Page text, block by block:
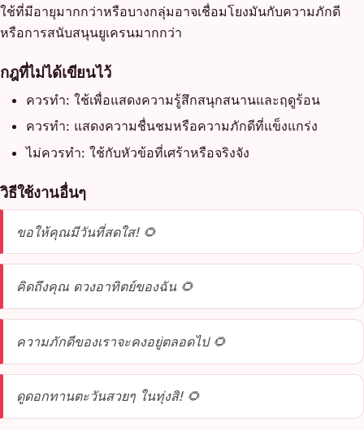
ใช้ที่มีอายุมากกว่าหรือบางกลุ่มอาจเชื่อมโยงมันกับความภักดี
หรือการสนับสนุนยูเครนมากกว่า
กฎที่ไม่ได้เขียนไว้
ควรทำ: ใช้เพื่อแสดงความรู้สึกสนุกสนานและฤดูร้อน
ควรทำ: แสดงความชื่นชมหรือความภักดีที่แข็งแกร่ง
ไม่ควรทำ: ใช้กับหัวข้อที่เศร้าหรือจริงจัง
วิธีใช้งานอื่นๆ
ขอให้คุณมีวันที่สดใส! 🌻
คิดถึงคุณ ดวงอาทิตย์ของฉัน 🌻
ความภักดีของเราจะคงอยู่ตลอดไป 🌻
ดูดอกทานตะวันสวยๆ ในทุ่งสิ! 🌻